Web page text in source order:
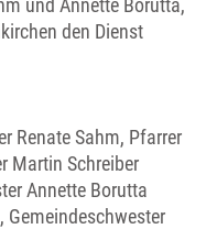
den Dienst
Renate Sahm, Pfarrer
Martin Schreiber
Annette Borutta